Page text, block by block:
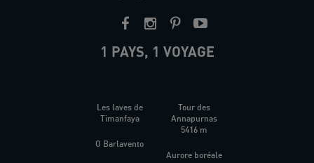
1 PAYS, 1 VOYAGE
Les laves de
Timanfaya
O Barlavento
Tour des
Annapurnas
5416 m
Aurore boréale